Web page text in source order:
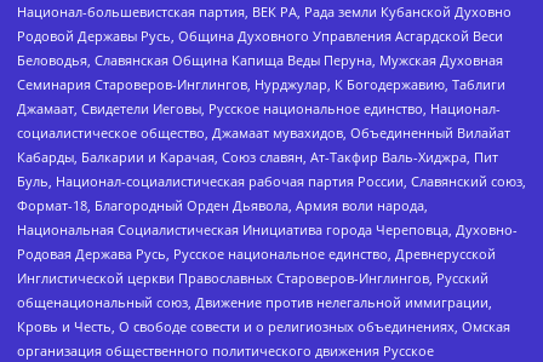
Национал-большевистская партия, ВЕК РА, Рада земли Кубанской Духовно
Родовой Державы Русь, Община Духовного Управления Асгардской Веси
Беловодья, Славянская Община Капища Веды Перуна, Мужская Духовная
Семинария Староверов-Инглингов, Нурджулар, К Богодержавию, Таблиги
Джамаат, Свидетели Иеговы, Русское национальное единство, Национал-
социалистическое общество, Джамаат мувахидов, Объединенный Вилайат
Кабарды, Балкарии и Карачая, Союз славян, Ат-Такфир Валь-Хиджра, Пит
Буль, Национал-социалистическая рабочая партия России, Славянский союз,
Формат-18, Благородный Орден Дьявола, Армия воли народа,
Национальная Социалистическая Инициатива города Череповца, Духовно-
Родовая Держава Русь, Русское национальное единство, Древнерусской
Инглистической церкви Православных Староверов-Инглингов, Русский
общенациональный союз, Движение против нелегальной иммиграции,
Кровь и Честь, О свободе совести и о религиозных объединениях, Омская
организация общественного политического движения Русское